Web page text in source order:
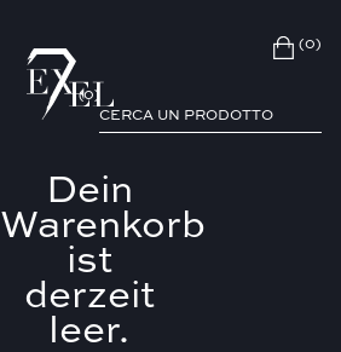
(0)
(0)
Dein
Warenkorb
ist
derzeit
leer.